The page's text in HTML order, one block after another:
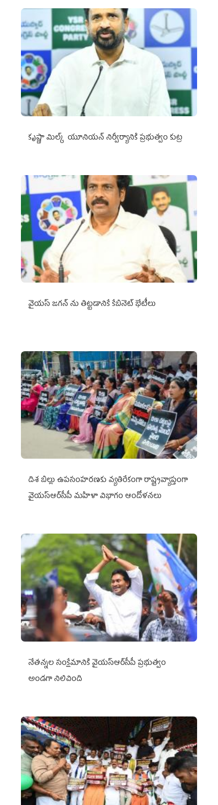
కృష్ణా మిల్క్‌ యూనియన్‌ నిర్వీర్యానికి ప్రభుత్వం కుట్ర
వైయ‌స్ జగన్‌ ను తిట్టడానికే కేబినెట్‌ భేటీలు
దిశ బిల్లు ఉపసంహరణకు వ్యతిరేకంగా రాష్ట్రవ్యాప్తంగా
వైయ‌స్ఆర్‌సీపీ మహిళా విభాగం ఆందోళనలు
నేతన్నల సంక్షేమానికి వైయ‌స్ఆర్‌సీపీ ప్రభుత్వం
అండగా నిలిచింది